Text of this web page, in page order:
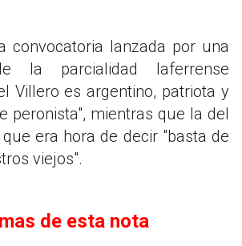
convocatoria lanzada por una
la parcialidad laferrense
Villero es argentino, patriota y
peronista", mientras que la del
era hora de decir "basta de
viejos".
de esta nota